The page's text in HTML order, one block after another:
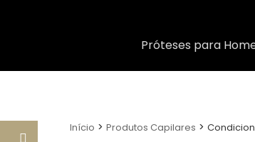
Próteses para
Início > Produtos Capilares >